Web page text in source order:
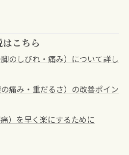
こちら
のしびれ・痛み）について詳し
痛み・重だるさ）の改善ポイン
）を早く楽にするために